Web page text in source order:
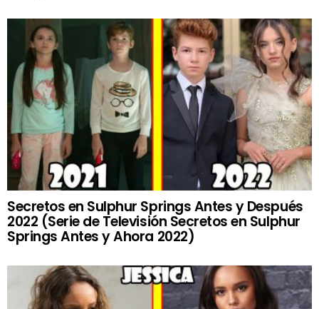
Secretos en Sulphur Springs Antes y Después
2022 (Serie de Televisión Secretos en Sulphur
Springs Antes y Ahora 2022)